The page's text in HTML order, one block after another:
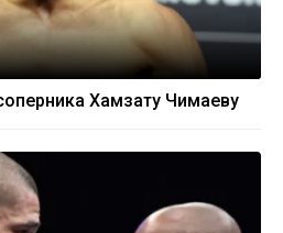
Хамзату Чимаеву